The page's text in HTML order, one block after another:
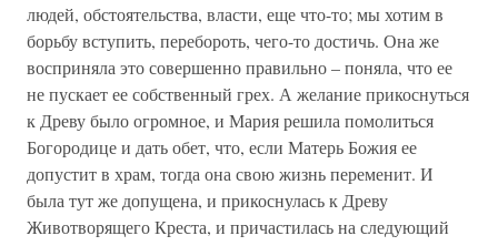
людей, обстоятельства, власти, еще что-то; мы хотим в
борьбу вступить, перебороть, чего-то достичь. Она же
восприняла это совершенно правильно – поняла, что ее
не пускает ее собственный грех. А желание прикоснуться
к Древу было огромное, и Мария решила помолиться
Богородице и дать обет, что, если Матерь Божия ее
допустит в храм, тогда она свою жизнь переменит. И
была тут же допущена, и прикоснулась к Древу
Животворящего Креста, и причастилась на следующий